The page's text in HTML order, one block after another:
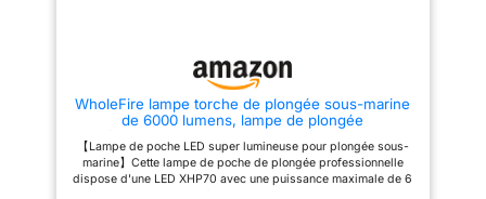
d'étanchéité IPX-8】 Cette
professionnelle est étanche
IPX8, 150 mètres sous l'eau,
très adaptée aux plongeurs
débutants et professionnels,
aux sports sous-marins, qu'il
s'agisse de plongée sous-
n'est pas seulement adaptée
sous-marine, la pêche ou le
camping, la randonnée et la
comprend également 1 batterie
18650 et un chargeur.
WholeFire lampe torche de plongée sous-marine
de 6000 lumens, lampe de plongée
professionnelle XHP70 de 30 m étanche IPX8,
lampe sous-marine LED pour plongée
【Lampe de poche LED super lumineuse pour plongée sous-
marine】Cette lampe de poche de plongée professionnelle
dispose d'une LED XHP70 avec une puissance maximale de 6